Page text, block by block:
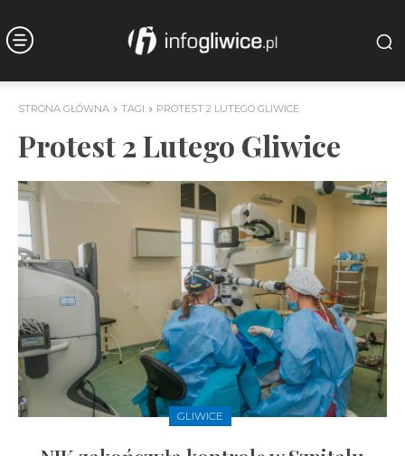
STRONA GŁÓWNA TAGI PROTEST 2 LUTEGO GLIWICE
Protest 2 Lutego Gliwice
GLIWICE